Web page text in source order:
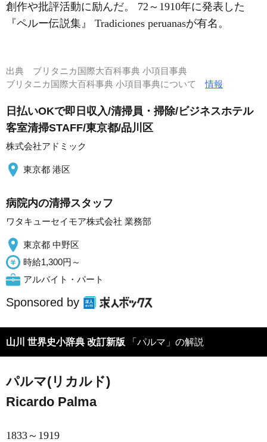
創作や批評活動に励んだ。 72～1910年に発表した
『ペルー伝説集』 Tradiciones peruanasが有名。
出典 ブリタニカ国際大百科事典 小項目事典
ブリタニカ国際大百科事典 小項目事典について情報
日払いOKで即日収入/清掃員・掃除/ビジネスホテル
客室清掃STAFF/東京都/品川区
株式会社アドミック
東京都 港区
病院内の清掃スタッフ
ワタキューセイモア株式会社 業務部
東京都 中野区
時給1,300円～
アルバイト・パート
Sponsored by
山川 世界史小辞典 改訂新版 「パルマ」の解説
パルマ(リカルド)
Ricardo Palma
1833～1919